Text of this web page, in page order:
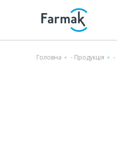
Головна - Продукція -